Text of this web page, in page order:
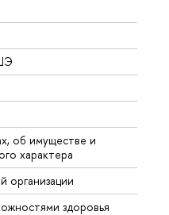
об имуществе и
характера
организации
здоровья